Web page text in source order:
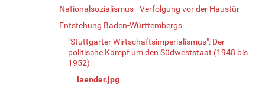
Nationalsozialismus - Verfolgung vor der Haustür
Entstehung Baden-Württembergs
"Stuttgarter Wirtschaftsimperialismus": Der
politische Kampf um den Südweststaat (1948 bis
1952)
laender.jpg